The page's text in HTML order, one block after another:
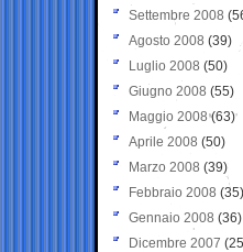
Settembre 2008
Agosto 2008 (39)
Luglio 2008 (50)
Giugno 2008 (55)
Maggio 2008(63)
Aprile 2008 (50)
Marzo 2008 (39)
Febbraio 2008 (35)
Gennaio 2008 (36)
Dicembre 2007